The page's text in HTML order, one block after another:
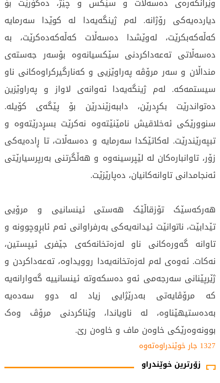
دیاردەیەکی رۆژانە. لەم ژینگەیەدا لە کوێدا سەرمایە
کەڵەکەبکرێت، لەوێشدا دەسەڵات کەڵەکەدەکرێت، بە
دەسەڵاتی تەعەداکردنی سێکسیانەوە بۆسەر جەستەی
منداڵان و سەر مرۆڤە پەراوێزیی و کەنارگیرکراوەکانی ناو
سیستمەکە. لەم ژینگەیەدا ئەوانەی لاواز و پەراوێزین
دەتواندرێت بکڕدرێن، داببەزێندرێن بۆ پێگەی کۆیلە.
سنوورێکی ئەخلاقیش نامێنێتەوە نەکرێت بسڕدرێتەوە و
تبپەرێندرێت. لەکاتێکدا سەرمایە و دەسەڵات، تا ڕادەیەکی
زۆر، تاوانبارەکان لە لێپرسینەوە و هەڵگرتنی بەرپرسیارێتی
ئەنجامدانی تاوانەکانیان، دەپارێزێت.
هەرکەسێک تۆزقاڵێک هەستی ئینسانیی و مرۆیی
تێدابێت، ناتوانێت ئیدانەیەکی بەرفراوانی ئەم ئابڕوچوونە و
تاوانە گەورەکانی ناو لەزەتخانەکەی جێفری ئیپستین،
نەکات. ئەوەی لەم لەزەتخانەیەدا روویداوە، تەعەداکردن و
ژێرپێنانی سەرجەمی ئەو دەسکەوتە ئینسانییە گەوارانەیە
کە مرۆڤایەتی بەدرێژایی زیاد لە دوو سەدەیە
بەدەستیهێناوە، لە ناویاندا، وێناکردنی مرۆڤ وەک
بوونەوەرێکی خاوەن ماف و خاوەن رێ.
1327 جار خوێندراوەتەوە
زۆرترین خوێندراو